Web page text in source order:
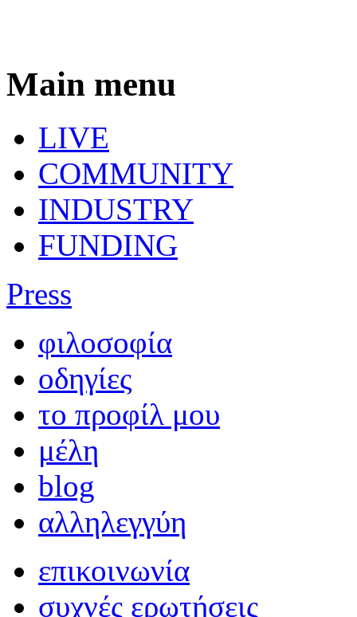
Main menu
LIVE
COMMUNITY
INDUSTRY
FUNDING
Press
φιλοσοφία
οδηγίες
το προφίλ μου
μέλη
blog
αλληλεγγύη
επικοινωνία
συχνές ερωτήσεις